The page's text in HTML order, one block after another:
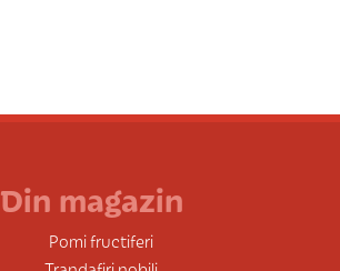
Din magazin
Pomi fructiferi